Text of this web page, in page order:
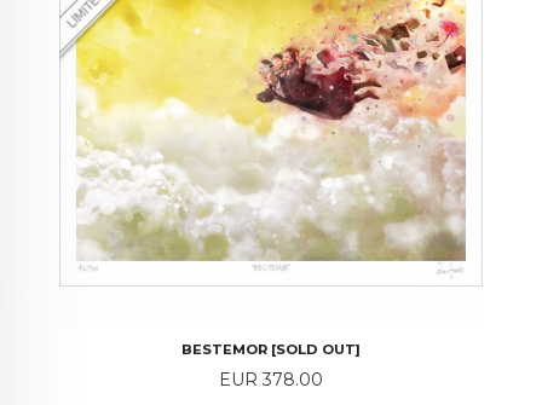
BESTEMOR [SOLD OUT]
Price
EUR 378.00